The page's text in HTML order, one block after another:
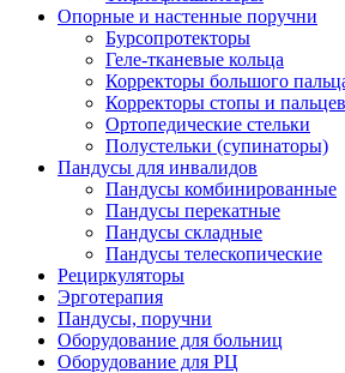
Опорные и настенные поручни
Бурсопротекторы
Геле-тканевые кольца
Корректоры большого
Корректоры стопы и
Ортопедические стельки
Полустельки (супинаторы)
Пандусы для инвалидов
Пандусы комбинированные
Пандусы перекатные
Пандусы складные
Пандусы телескопические
Рециркуляторы
Эрготерапия
Пандусы, поручни
Оборудование для больниц
Оборудование для РЦ